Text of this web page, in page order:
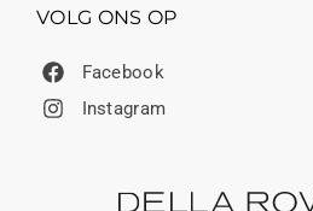
VOLG ONS OP
Facebook
Instagram